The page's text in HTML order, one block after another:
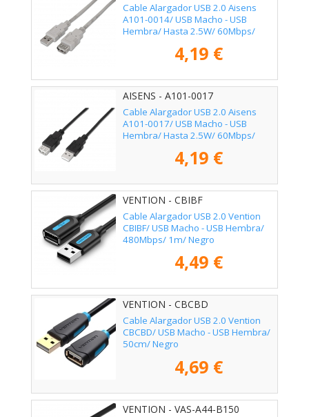
Cable Alargador USB 2.0 Aisens
A101-0014/ USB Macho - USB
Hembra/ Hasta 2.5W/ 60Mbps/
4,19 €
AISENS - A101-0017
Cable Alargador USB 2.0 Aisens
A101-0017/ USB Macho - USB
Hembra/ Hasta 2.5W/ 60Mbps/
4,19 €
VENTION - CBIBF
Cable Alargador USB 2.0 Vention
CBIBF/ USB Macho - USB Hembra/
480Mbps/ 1m/ Negro
4,49 €
VENTION - CBCBD
Cable Alargador USB 2.0 Vention
CBCBD/ USB Macho - USB Hembra/
50cm/ Negro
4,69 €
VENTION - VAS-A44-B150